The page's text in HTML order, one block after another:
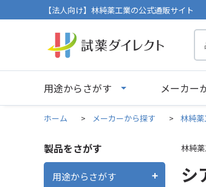
【法人向け】林純薬工業の公式通販サイト
用途からさがす メーカー
ホーム > メーカーから探す > 林純
製品をさがす
用途からさがす
林純薬
シ